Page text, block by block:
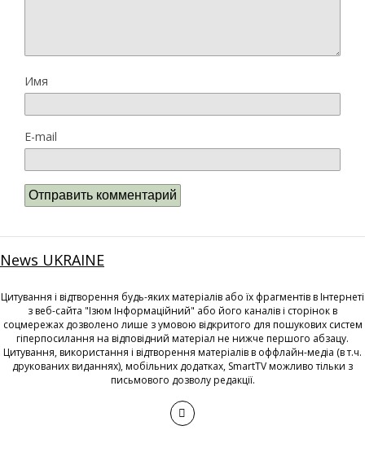
Имя
E-mail
News UKRAINE
Цитування і відтворення будь-яких матеріалів або їх фрагментів в Інтернеті
з веб-сайта "Ізюм Інформаційний" або його каналів і сторінок в
соцмережах дозволено лише з умовою відкритого для пошукових систем
гіперпосилання на відповідний матеріал не нижче першого абзацу.
Цитування, використання і відтворення матеріалів в оффлайн-медіа (в т.ч.
друкованих виданнях), мобільних додатках, SmartTV можливо тільки з
письмового дозволу редакції.